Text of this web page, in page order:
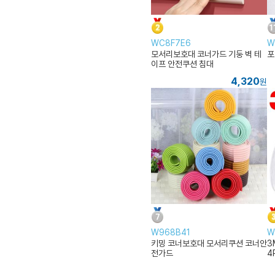
WC8F7E6
모서리보호대 코너가드 기둥 벽 테
이프 안전쿠션 침대
4,320원
W968B41
키밍 코너보호대 모서리쿠션 코너안
전가드